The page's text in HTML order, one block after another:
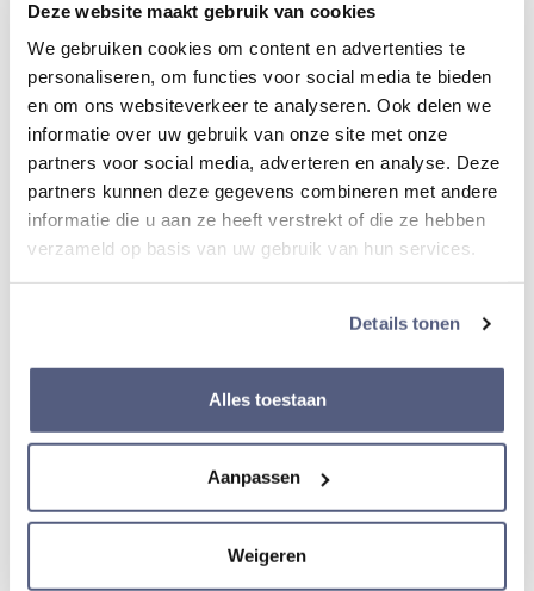
Deze website maakt gebruik van cookies
We gebruiken cookies om content en advertenties te
personaliseren, om functies voor social media te bieden
en om ons websiteverkeer te analyseren. Ook delen we
informatie over uw gebruik van onze site met onze
partners voor social media, adverteren en analyse. Deze
partners kunnen deze gegevens combineren met andere
informatie die u aan ze heeft verstrekt of die ze hebben
verzameld op basis van uw gebruik van hun services.
Details tonen
Alles toestaan
Aanpassen
Weigeren
Saffier Glas
Schroefdeksel
Ja
Schroefkroon
Ja
Ja